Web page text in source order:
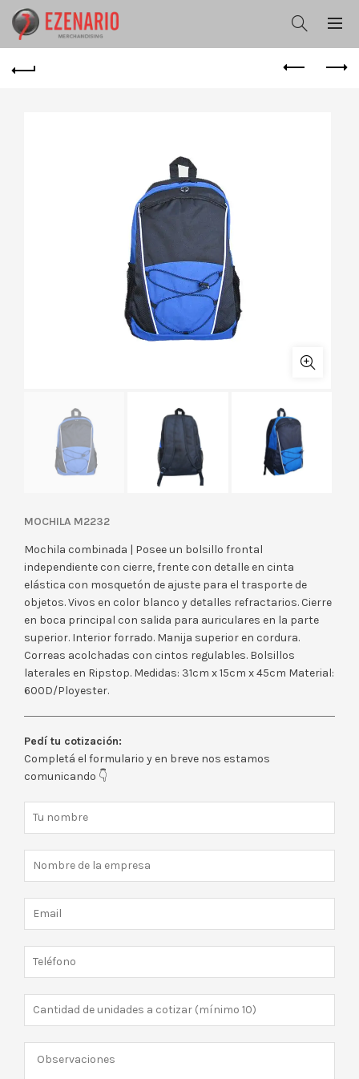
MOCHILA M2232
Mochila combinada | Posee un bolsillo frontal
independiente con cierre, frente con detalle en cinta
elástica con mosquetón de ajuste para el trasporte de
objetos. Vivos en color blanco y detalles refractarios. Cierre
en boca principal con salida para auriculares en la parte
superior. Interior forrado. Manija superior en cordura.
Correas acolchadas con cintos regulables. Bolsillos
laterales en Ripstop. Medidas: 31cm x 15cm x 45cm Material:
600D/Ployester.
Pedí tu cotización:
Completá el formulario y en breve nos estamos
comunicando 👇